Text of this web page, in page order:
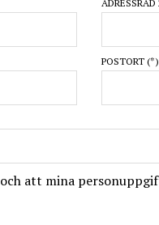
ADRESSRAD
POSTORT (*)
och att mina